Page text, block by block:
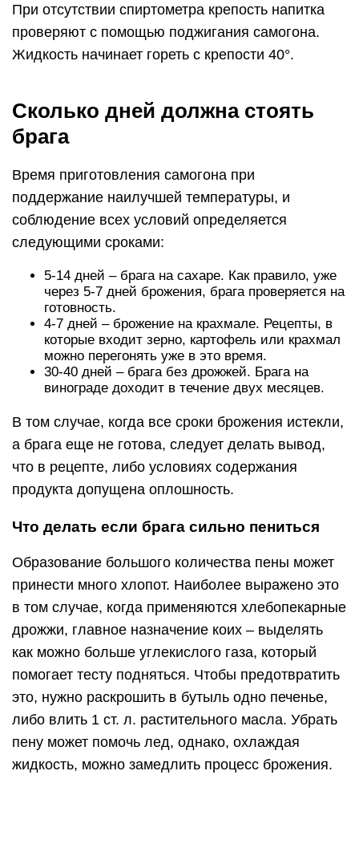
При отсутствии спиртометра крепость напитка
проверяют с помощью поджигания самогона.
Жидкость начинает гореть с крепости 40°.
Сколько дней должна стоять
брага
Время приготовления самогона при
поддержание наилучшей температуры, и
соблюдение всех условий определяется
следующими сроками:
5-14 дней – брага на сахаре. Как правило, уже
через 5-7 дней брожения, брага проверяется на
готовность.
4-7 дней – брожение на крахмале. Рецепты, в
которые входит зерно, картофель или крахмал
можно перегонять уже в это время.
30-40 дней – брага без дрожжей. Брага на
винограде доходит в течение двух месяцев.
В том случае, когда все сроки брожения истекли,
а брага еще не готова, следует делать вывод,
что в рецепте, либо условиях содержания
продукта допущена оплошность.
Что делать если брага сильно пениться
Образование большого количества пены может
принести много хлопот. Наиболее выражено это
в том случае, когда применяются хлебопекарные
дрожжи, главное назначение коих – выделять
как можно больше углекислого газа, который
помогает тесту подняться. Чтобы предотвратить
это, нужно раскрошить в бутыль одно печенье,
либо влить 1 ст. л. растительного масла. Убрать
пену может помочь лед, однако, охлаждая
жидкость, можно замедлить процесс брожения.